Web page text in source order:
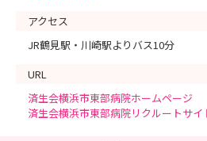
アクセス
JR鶴見駅・川崎駅よりバス10分
URL
済生会横浜市東部病院ホームページ
済生会横浜市東部病院リクルートサイ